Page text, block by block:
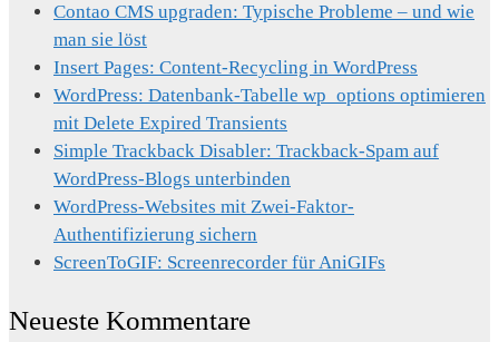
Contao CMS upgraden: Typische Probleme – und wie
man sie löst
Insert Pages: Content-Recycling in WordPress
WordPress: Datenbank-Tabelle wp_options optimieren
mit Delete Expired Transients
Simple Trackback Disabler: Trackback-Spam auf
WordPress-Blogs unterbinden
WordPress-Websites mit Zwei-Faktor-
Authentifizierung sichern
ScreenToGIF: Screenrecorder für AniGIFs
Neueste Kommentare